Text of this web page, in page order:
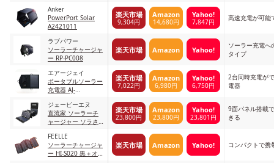
Anker
PowerPort Solar
A2421011
楽天市場
9,304円
Amazon
14,680円
Yahoo!
7,847円 高速充電が可能
ラブパワー
ソーラーチャージャ
ー RP-PC008
楽天市場 Amazon Yahoo!
ソーラー充電へ
タイプ
エアージェイ
ポータブルソーラー
充電器 AJ-
ク(BK)
楽天市場
7,022円
Amazon
6,980円
Yahoo!
6,750円
2台同時充電が
電器
ジェーピーエヌ
直流家 ソーラーチ
ャージャー ソラさ
楽天市場
23,800円
Amazon
23,800円
Yahoo!
23,801円
9面パネル搭載
きる
FEELLE
ソーラーチャージャ
ー HI-S020 黒＋オレ
楽天市場 Amazon Yahoo! コンパクトで携